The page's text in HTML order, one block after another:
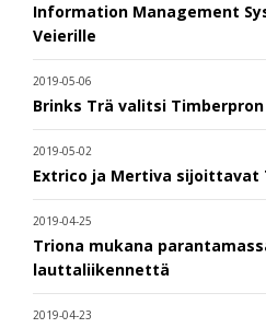
Information Management
Veierille
2019-05-06
Brinks Trä valitsi Timberpron
2019-05-02
Extrico ja Mertiva sijoittavat
2019-04-25
Triona mukana
lauttaliikennettä
2019-04-23